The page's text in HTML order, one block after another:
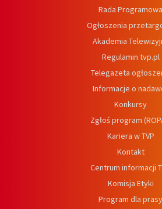
Rada Programowa
Ogłoszenia
Akademia
Regulamin tvp.pl
Telegazeta
Informacje o
Konkursy
Zgłoś program
Kariera w TVP
Kontakt
Centrum informacji
Komisja Etyki
Program dla prasy